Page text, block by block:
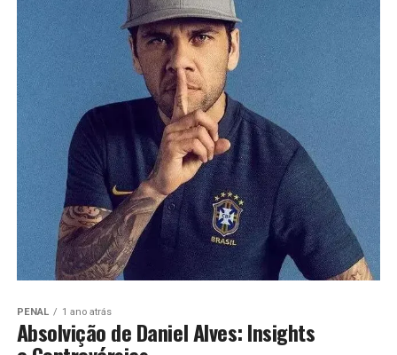
PENAL 1 ano atrás
Absolvição de Daniel Alves: Insights